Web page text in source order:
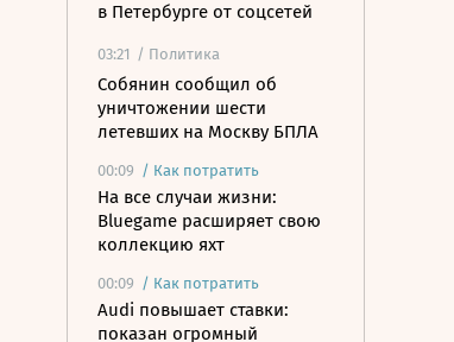
в Петербурге от соцсетей
03:21 / Политика
Собянин сообщил об
уничтожении шести
летевших на Москву БПЛА
00:09 / Как потратить
На все случаи жизни:
Bluegame расширяет свою
коллекцию яхт
00:09 / Как потратить
Audi повышает ставки:
показан огромный